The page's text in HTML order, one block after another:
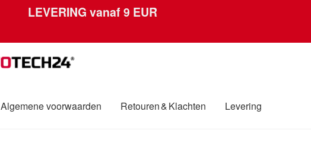
LEVERING vanaf 9 EUR
Algemene voorwaarden Retouren & Klachten Levering